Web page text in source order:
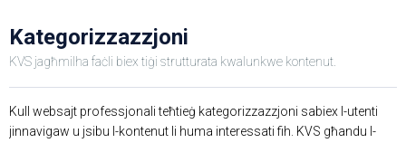
Kategorizzazzjoni
KVS jagħmilha faċli biex tiġi strutturata kwalunkwe kontenut.
Kull websajt professjonali teħtieġ kategorizzazzjoni sabiex l-utenti
jinnavigaw u jsibu l-kontenut li huma interessati fih. KVS għandu l-